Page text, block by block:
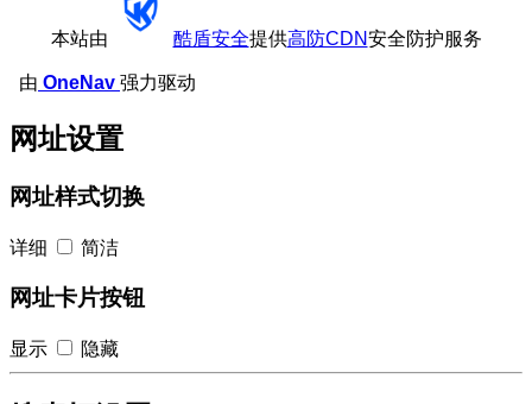
本站由 酷盾安全提供高防CDN安全防护服务
由 OneNav 强力驱动
网址设置
网址样式切换
详细 简洁
网址卡片按钮
显示 隐藏